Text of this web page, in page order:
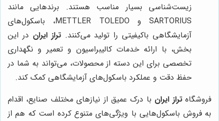
زیست‌شناسی بسیار مناسب هستند. برندهایی مانند
SARTORIUS و METTLER TOLEDO، باسکول‌های
آزمایشگاهی باکیفیتی را تولید می‌کنند.تراز ایران در این
بخش، با ارائه خدمات کالیبراسیون و تعمیر و نگهداری
تخصصی برای این دسته از محصولات، می‌تواند به شما در
حفظ دقت و عملکرد باسکول‌های آزمایشگاهی کمک کند.
فروشگاهتراز ایران با درک عمیق از نیازهای مختلف صنایع، اقدام
به فروش باسکول‌هایی با ویژگی‌های متنوع کرده است که هم از